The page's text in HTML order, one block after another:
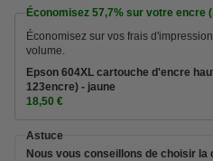
Économisez 57,7% sur votre encre
Économisez sur vos frais
volume.
Epson 604XL cartouche d'encre
123encre) - jaune
18,50 €
Astuce
Nous vous conseillons de choisir